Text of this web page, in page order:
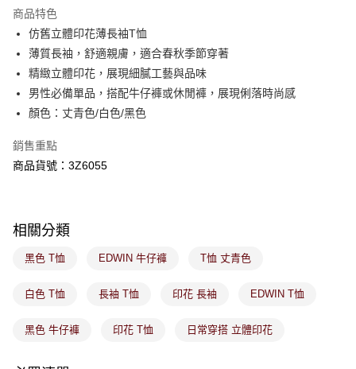
購買商品的店家。未經商家同意取消之訂單仍視為有效，需透過AFTEE先享
後付繳納相關費用。
※ 交易是否成功請以「AFTEE先享後付 」之結帳頁面顯示為準，若有關於
是否繳費成功／繳費後需取消欲退款等相關疑問，請聯繫「AFTEE先享後付
客戶支援中心」https://netprotections.freshdesk.com/support/home
１．透過由恩沛科技股份有限公司提供之「AFTEE先享後付」服務完成之交
權轉讓予恩沛科技股份有限公司。
２．關於個人資料處理事宜，請瀏覽以下網址：
４．使用「AFTEE先享後付」時，將依據個別帳號之用戶狀況，依本公司即
請求用戶進行身份認證。
恩沛科技股份有限公司將有權停止該用戶之使用額度並採取法律行動。
免運費
付款後萊爾富取貨
免運費
7-11取貨付款
免運費
付款後7-11取貨
免運費
免運費
付款後門市取貨
商品特色
仿舊立體印花薄長袖T恤
薄質長袖，舒適親膚，適合春秋季節穿著
精緻立體印花，展現細膩工藝與品味
男性必備單品，搭配牛仔褲或休閒褲，展現俐落時尚感
顏色：丈青色/白色/黑色
銷售重點
商品貨號：3Z6055
相關分類
黑色 T恤 EDWIN 牛仔褲 T恤 丈青色
白色 T恤 長袖 T恤 印花 長袖 EDWIN T恤
黑色 牛仔褲 印花 T恤 日常穿搭 立體印花